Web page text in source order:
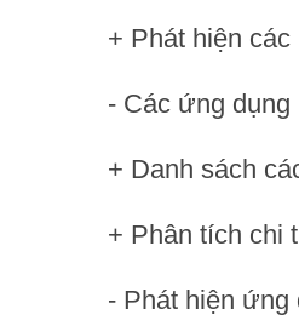
+ Phát hiện
- Các ứng dụng
+ Danh sách
+ Phân tích chi
- Phát hiện ứng